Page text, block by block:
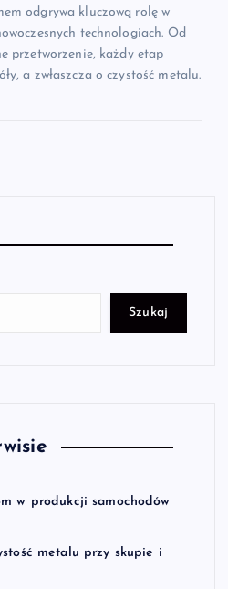
odgrywa kluczową rolę w
technologiach. Od
przetworzenie, każdy etap
a zwłaszcza o czystość metalu.
Szukaj
w produkcji samochodów
metalu przy skupie i